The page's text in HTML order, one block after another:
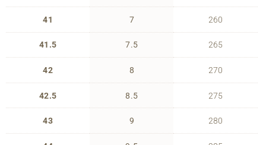
41
41.5
42
42.5
43
7
7.5
8
8.5
9
260
265
270
275
280